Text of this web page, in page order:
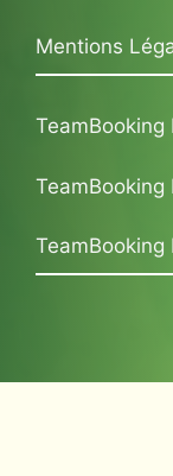
Mentions
TeamBooking
TeamBooking
TeamBooking